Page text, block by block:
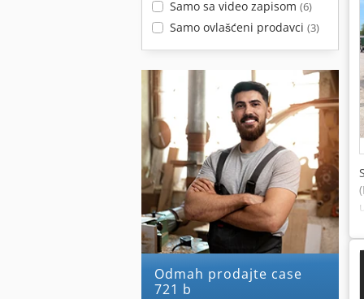
Samo sa video zapisom (6)
Samo ovlašćeni prodavci (3)
Odmah prodajte case
721 b